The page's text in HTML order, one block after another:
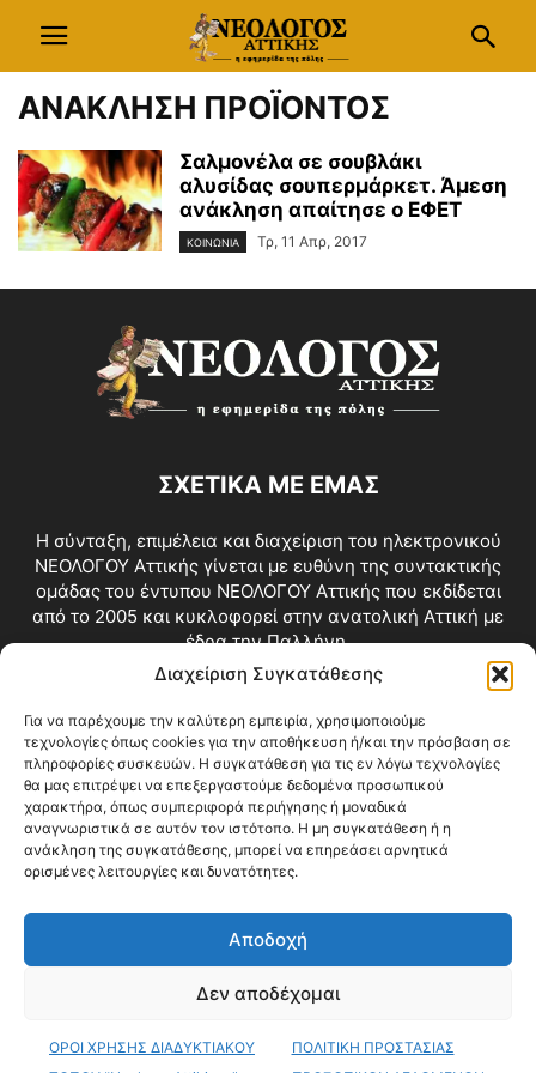
Διαχείριση Συγκατάθεσης
Για να παρέχουμε την καλύτερη εμπειρία, χρησιμοποιούμε
τεχνολογίες όπως cookies για την αποθήκευση ή/και την πρόσβαση σε
πληροφορίες συσκευών. Η συγκατάθεση για τις εν λόγω τεχνολογίες
θα μας επιτρέψει να επεξεργαστούμε δεδομένα προσωπικού
χαρακτήρα, όπως συμπεριφορά περιήγησης ή μοναδικά
αναγνωριστικά σε αυτόν τον ιστότοπο. Η μη συγκατάθεση ή η
ανάκληση της συγκατάθεσης, μπορεί να επηρεάσει αρνητικά
ορισμένες λειτουργίες και δυνατότητες.
Αποδοχή
Δεν αποδέχομαι
ΟΡΟΙ ΧΡΗΣΗΣ ΔΙΑΔΥΚΤΙΑΚΟΥ
ΠΟΛΙΤΙΚΗ ΠΡΟΣΤΑΣΙΑΣ
ΑΝΑΚΛΗΣΗ ΠΡΟΪΟΝΤΟΣ
Σαλμονέλα σε σουβλάκι
αλυσίδας σουπερμάρκετ. Άμεση
ανάκληση απαίτησε ο ΕΦΕΤ
ΚΟΙΝΩΝΙΑ Τρ, 11 Απρ, 2017
ΣΧΕΤΙΚΑ ΜΕ ΕΜΑΣ
Η σύνταξη, επιμέλεια και διαχείριση του ηλεκτρονικού
ΝΕΟΛΟΓΟΥ Αττικής γίνεται με ευθύνη της συντακτικής
ομάδας του έντυπου ΝΕΟΛΟΓΟΥ Αττικής που εκδίδεται
από το 2005 και κυκλοφορεί στην ανατολική Αττική με
έδρα την Παλλήνη.
Επικοινωνία:info@neologosattikis.gr
ΑΚΟΛΟΥΘΗΣΕ ΜΑΣ
Videos Όροι Χρήσης
© Copyright 2026 ΝΕΟΛΟΓΟΣ ΑΤΤΙΚΗΣ • All Rights Reserved •